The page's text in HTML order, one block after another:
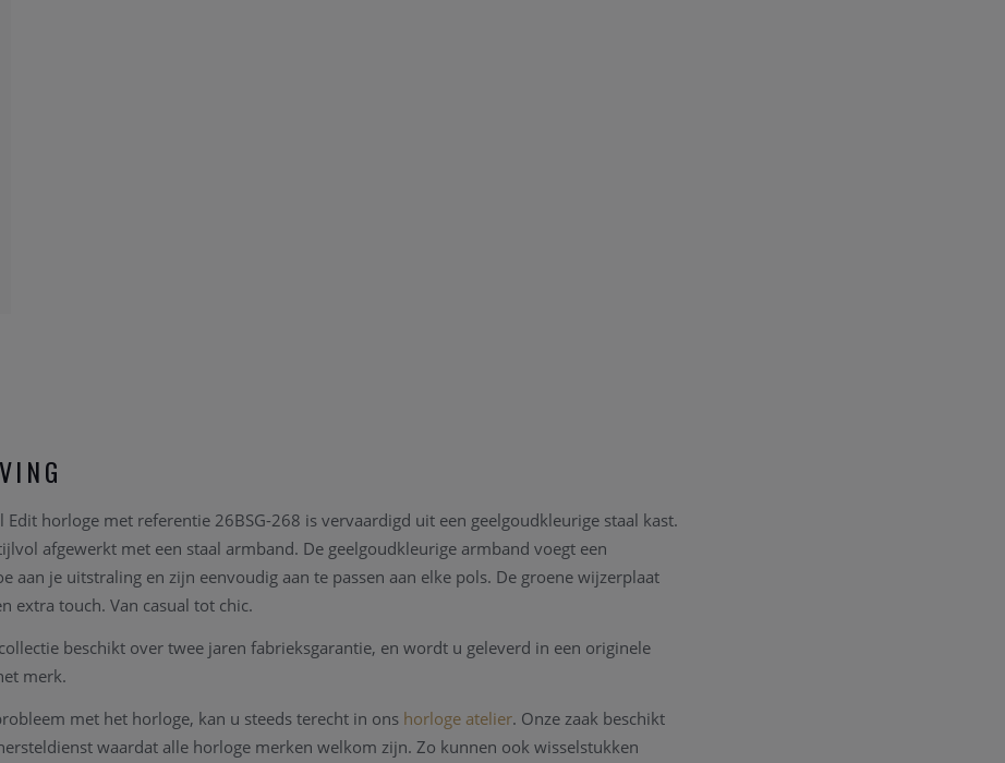
Edit horloge met referentie 26BSG-268 is vervaardigd uit een geelgoudkleurige staal kast.
afgewerkt met een staal armband. De geelgoudkleurige armband voegt een
aan je uitstraling en zijn eenvoudig aan te passen aan elke pols. De groene wijzerplaat
extra touch. Van casual tot chic.
beschikt over twee jaren fabrieksgarantie, en wordt u geleverd in een originele
merk.
met het horloge, kan u steeds terecht in ons horloge atelier. Onze zaak beschikt
waardat alle horloge merken welkom zijn. Zo kunnen ook wisselstukken